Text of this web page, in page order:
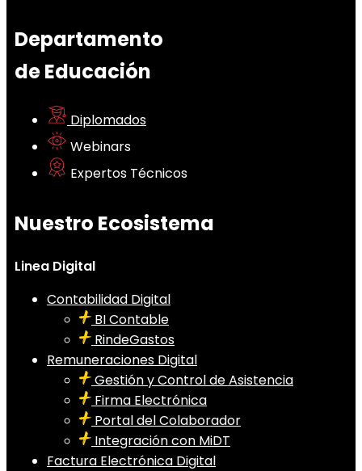
Departamento
de Educación
Diplomados
Webinars
Expertos Técnicos
Nuestro Ecosistema
Linea Digital
Contabilidad Digital
BI Contable
RindeGastos
Remuneraciones Digital
Gestión y Control de Asistencia
Firma Electrónica
Portal del Colaborador
Integración con MiDT
Factura Electrónica Digital